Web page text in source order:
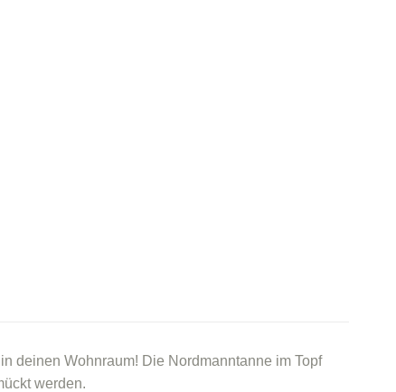
deinen Wohnraum! Die Nordmanntanne im Topf
werden.